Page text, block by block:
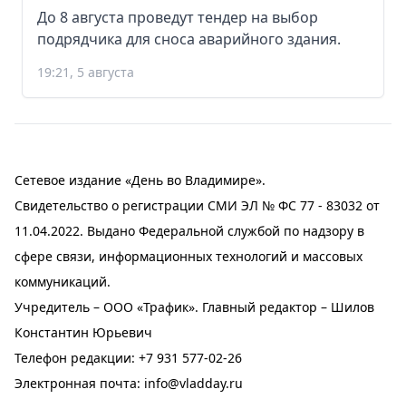
До 8 августа проведут тендер на выбор
подрядчика для сноса аварийного здания.
19:21, 5 августа
Сетевое издание «День во Владимире».
Свидетельство о регистрации СМИ ЭЛ № ФС 77 - 83032 от
11.04.2022. Выдано Федеральной службой по надзору в
сфере связи, информационных технологий и массовых
коммуникаций.
Учредитель – ООО «Трафик». Главный редактор – Шилов
Константин Юрьевич
Телефон редакции: +7 931 577-02-26
Электронная почта: info@vladday.ru